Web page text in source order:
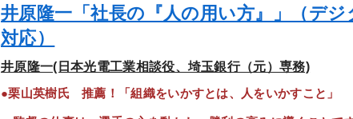
井原隆一「社長の『人の用い方』」（デジ
対応）
井原隆一(日本光電工業相談役、埼玉銀行（元）専務)
●栗山英樹氏 推薦！「組織をいかすとは、人をいかすこと」